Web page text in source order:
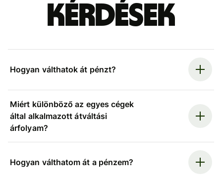
kérdések
Hogyan válthatok át pénzt?
Miért különböző az egyes cégek
által alkalmazott átváltási
árfolyam?
Hogyan válthatom át a pénzem?